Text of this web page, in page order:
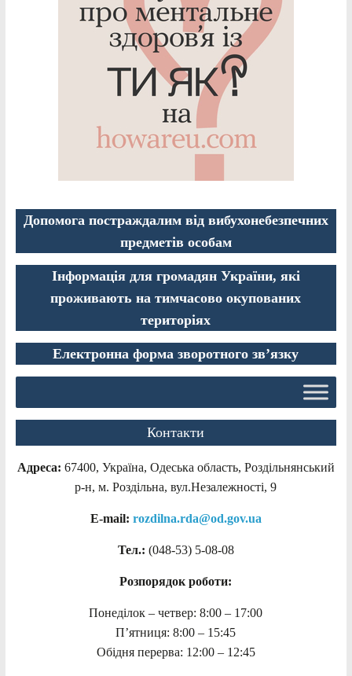
Допомога постраждалим від вибухонебезпечних
предметів особам
Інформація для громадян України, які
проживають на тимчасово окупованих
територіях
Електронна форма зворотного зв’язку
Контакти
Адреса: 67400, Україна, Одеська область, Роздільнянський
р-н, м. Роздільна, вул.Незалежності, 9
E-mail: rozdilna.rda@od.gov.ua
Тел.: (048-53) 5-08-08
Розпорядок роботи:
Понеділок – четвер: 8:00 – 17:00
П’ятниця: 8:00 – 15:45
Обідня перерва: 12:00 – 12:45